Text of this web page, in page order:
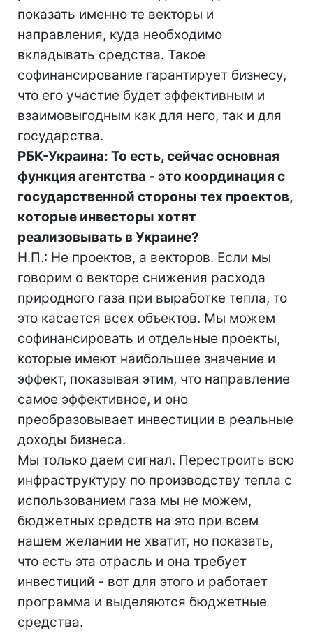
показать именно те векторы и
направления, куда необходимо
вкладывать средства. Такое
софинансирование гарантирует бизнесу,
что его участие будет эффективным и
взаимовыгодным как для него, так и для
государства.
РБК-Украина: То есть, сейчас основная
функция агентства - это координация с
государственной стороны тех проектов,
которые инвесторы хотят
реализовывать в Украине?
Н.П.: Не проектов, а векторов. Если мы
говорим о векторе снижения расхода
природного газа при выработке тепла, то
это касается всех объектов. Мы можем
софинансировать и отдельные проекты,
которые имеют наибольшее значение и
эффект, показывая этим, что направление
самое эффективное, и оно
преобразовывает инвестиции в реальные
доходы бизнеса.
Мы только даем сигнал. Перестроить всю
инфраструктуру по производству тепла с
использованием газа мы не можем,
бюджетных средств на это при всем
нашем желании не хватит, но показать,
что есть эта отрасль и она требует
инвестиций - вот для этого и работает
программа и выделяются бюджетные
средства.